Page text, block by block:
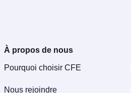
À propos de nous
Pourquoi choisir CFE
Nous rejoindre